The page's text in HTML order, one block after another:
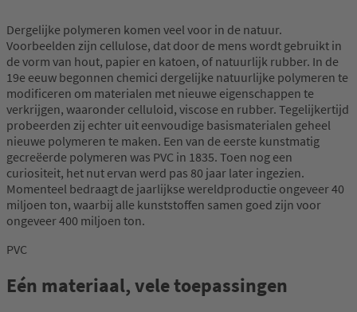
Dergelijke polymeren komen veel voor in de natuur.
Voorbeelden zijn cellulose, dat door de mens wordt gebruikt in
de vorm van hout, papier en katoen, of natuurlijk rubber. In de
19e eeuw begonnen chemici dergelijke natuurlijke polymeren te
modificeren om materialen met nieuwe eigenschappen te
verkrijgen, waaronder celluloid, viscose en rubber. Tegelijkertijd
probeerden zij echter uit eenvoudige basismaterialen geheel
nieuwe polymeren te maken. Een van de eerste kunstmatig
gecreëerde polymeren was PVC in 1835. Toen nog een
curiositeit, het nut ervan werd pas 80 jaar later ingezien.
Momenteel bedraagt de jaarlijkse wereldproductie ongeveer 40
miljoen ton, waarbij alle kunststoffen samen goed zijn voor
ongeveer 400 miljoen ton.
PVC
Eén materiaal, vele toepassingen